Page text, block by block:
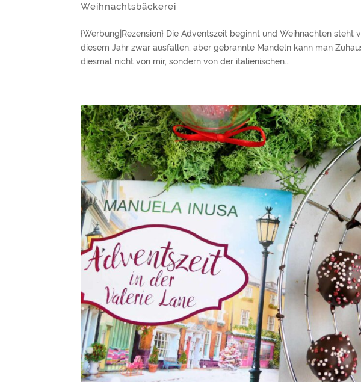
Weihnachtsbäckerei
{Werbung|Rezension} Die Adventszeit beginnt und Weihnachten steht
diesem Jahr zwar ausfallen, aber gebrannte Mandeln kann man
diesmal nicht von mir, sondern von der italienischen...